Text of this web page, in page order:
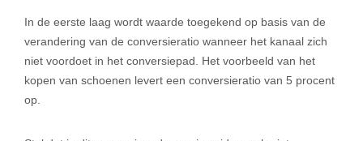
In de eerste laag wordt waarde toegekend op basis van de
verandering van de conversieratio wanneer het kanaal zich
niet voordoet in het conversiepad. Het voorbeeld van het
kopen van schoenen levert een conversieratio van 5 procent
op.